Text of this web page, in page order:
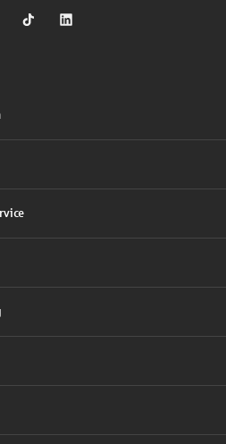
auf Youtubeauf Instagram
Sparkasse auf TikTok
Sparkasse auf LinkedIn